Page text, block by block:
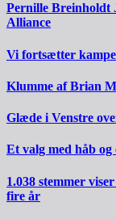
Pernille Breinholdt
Alliance
Vi fortsætter
Klumme af Brian
Glæde i Venstre
Et valg med håb
1.038 stemmer
fire år